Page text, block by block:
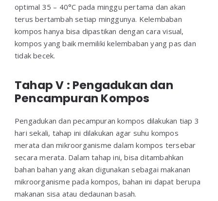
optimal 35 – 40°C pada minggu pertama dan akan
terus bertambah setiap minggunya. Kelembaban
kompos hanya bisa dipastikan dengan cara visual,
kompos yang baik memiliki kelembaban yang pas dan
tidak becek.
Tahap V : Pengadukan dan
Pencampuran Kompos
Pengadukan dan pecampuran kompos dilakukan tiap 3
hari sekali, tahap ini dilakukan agar suhu kompos
merata dan mikroorganisme dalam kompos tersebar
secara merata. Dalam tahap ini, bisa ditambahkan
bahan bahan yang akan digunakan sebagai makanan
mikroorganisme pada kompos, bahan ini dapat berupa
makanan sisa atau dedaunan basah.